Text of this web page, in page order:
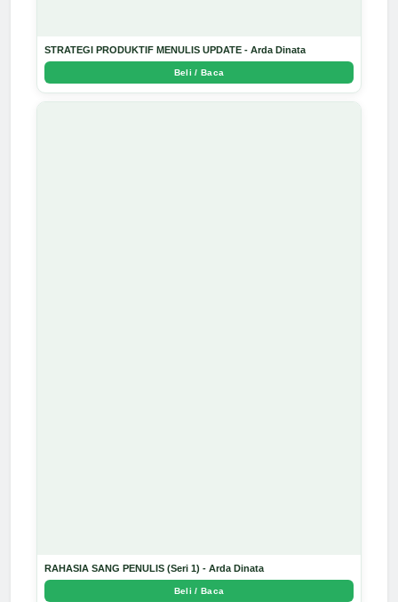
STRATEGI PRODUKTIF MENULIS UPDATE - Arda Dinata
Beli / Baca
RAHASIA SANG PENULIS (Seri 1) - Arda Dinata
Beli / Baca